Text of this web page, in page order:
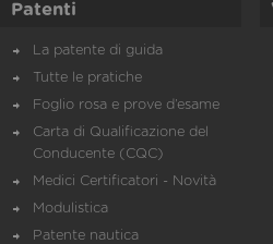
Patenti
La patente di guida
Tutte le pratiche
Foglio rosa e prove d’esame
Carta di Qualificazione del
Conducente (CQC)
Medici Certificatori - Novità
Modulistica
Patente nautica